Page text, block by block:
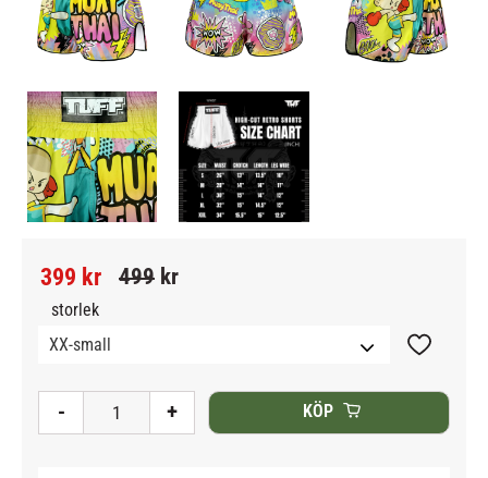
Nedsatt pris:
399 kr Ordinarie pris:
499 kr
storlek
+
- KÖP
Lägg till